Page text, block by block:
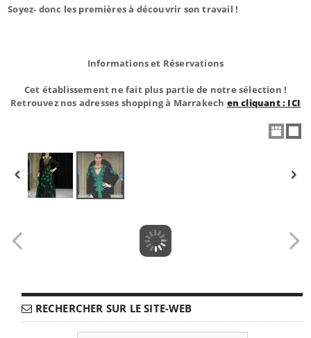
Soyez- donc les premières à découvrir son travail !
Informations et Réservations
Cet établissement ne fait plus partie de notre sélection !
Retrouvez nos adresses shopping à Marrakech en cliquant : ICI
RECHERCHER SUR LE SITE-WEB